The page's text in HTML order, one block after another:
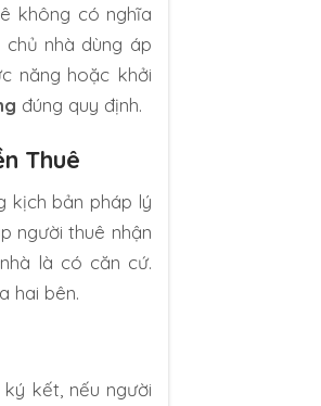
không có nghĩa
nhà dùng áp
năng hoặc khởi
đúng quy định.
Thuê
kịch bản pháp lý
người thuê nhận
là có căn cứ.
hai bên.
kết, nếu người